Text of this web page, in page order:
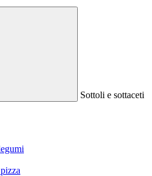
Sottoli e sottaceti